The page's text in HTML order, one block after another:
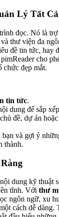
Lý Tất Cả
đọc. Nó là trợ
thư viện đa
đề tin tức, hay
cho
chức đẹp mắt.
tin tức.
dung để sắp
đề, dự án
và gợi ý
thành.
dung kỹ thuật
tĩnh. Với thư
ngôn ngữ, xu
cách dễ dàng.